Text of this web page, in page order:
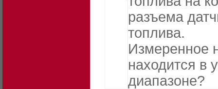
разъема
топлива.
Измеренное
находится в
диапазоне?